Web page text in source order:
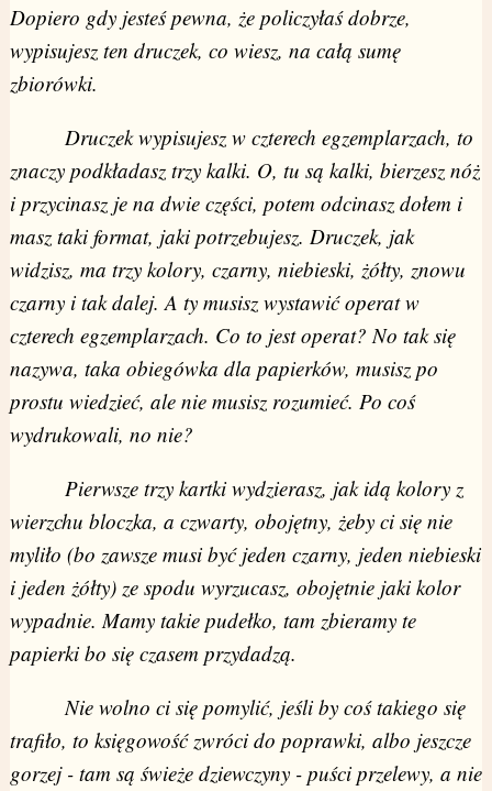
Dopiero gdy jesteś pewna, że policzyłaś dobrze,
wypisujesz ten druczek, co wiesz, na całą sumę
zbiorówki.
Druczek wypisujesz w czterech egzemplarzach, to
znaczy podkładasz trzy kalki. O, tu są kalki, bierzesz nóż
i przycinasz je na dwie części, potem odcinasz dołem i
masz taki format, jaki potrzebujesz. Druczek, jak
widzisz, ma trzy kolory, czarny, niebieski, żółty, znowu
czarny i tak dalej. A ty musisz wystawić operat w
czterech egzemplarzach. Co to jest operat? No tak się
nazywa, taka obiegówka dla papierków, musisz po
prostu wiedzieć, ale nie musisz rozumieć. Po coś
wydrukowali, no nie?
Pierwsze trzy kartki wydzierasz, jak idą kolory z
wierzchu bloczka, a czwarty, obojętny, żeby ci się nie
myliło (bo zawsze musi być jeden czarny, jeden niebieski
i jeden żółty) ze spodu wyrzucasz, obojętnie jaki kolor
wypadnie. Mamy takie pudełko, tam zbieramy te
papierki bo się czasem przydadzą.
Nie wolno ci się pomylić, jeśli by coś takiego się
trafiło, to księgowość zwróci do poprawki, albo jeszcze
gorzej - tam są świeże dziewczyny - puści przelewy, a nie